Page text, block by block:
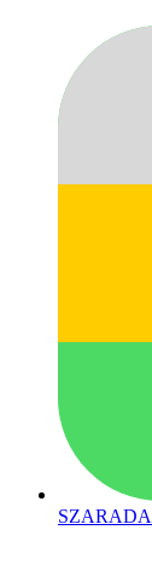
SZARADA